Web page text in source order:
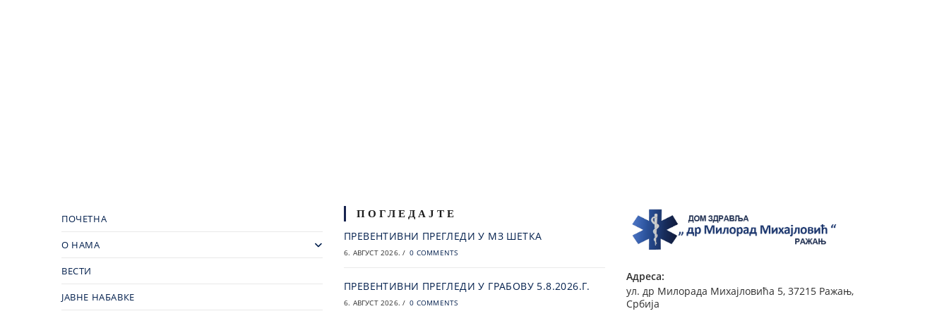
ПОЧЕТНА
О НАМА
ВЕСТИ
ЈАВНЕ НАБАВКЕ
ПОГЛЕДАЈТЕ
ПРЕВЕНТИВНИ ПРЕГЛЕДИ У МЗ ШЕТКА
6. АВГУСТ 2026. / 0 COMMENTS
ПРЕВЕНТИВНИ ПРЕГЛЕДИ У ГРАБОВУ 5.8.2026.Г.
6. АВГУСТ 2026. / 0 COMMENTS
Адреса:
ул. др Милорада Михајловића 5, 37215 Ражањ,
Србија